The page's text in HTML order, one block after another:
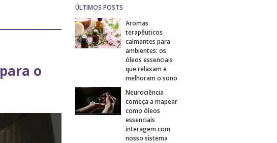
o
ÚLTIMOS POSTS
Aromas
terapêuticos
calmantes para
ambientes: os
óleos essenciais
que relaxam e
melhoram o sono
Neurociência
começa a mapear
como óleos
essenciais
interagem com
nosso sistema